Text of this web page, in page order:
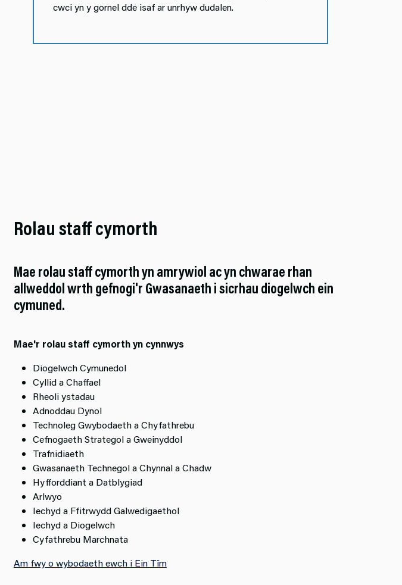
cwci yn y gornel dde isaf ar unrhyw dudalen.
Rolau staff cymorth
Mae rolau staff cymorth yn amrywiol ac yn chwarae rhan
allweddol wrth gefnogi'r Gwasanaeth i sicrhau diogelwch ein
cymuned.
Mae'r rolau staff cymorth yn cynnwys
Diogelwch Cymunedol
Cyllid a Chaffael
Rheoli ystadau
Adnoddau Dynol
Technoleg Gwybodaeth a Chyfathrebu
Cefnogaeth Strategol a Gweinyddol
Trafnidiaeth
Gwasanaeth Technegol a Chynnal a Chadw
Hyfforddiant a Datblygiad
Arlwyo
Iechyd a Ffitrwydd Galwedigaethol
Iechyd a Diogelwch
Cyfathrebu Marchnata
Am fwy o wybodaeth ewch i Ein Tîm